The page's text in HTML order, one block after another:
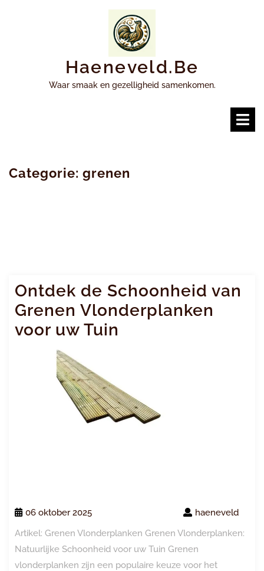
Haeneveld.be
Waar smaak en gezelligheid samenkomen.
Categorie: grenen
Ontdek de Schoonheid van
Grenen Vlonderplanken
voor uw Tuin
06 oktober 2025
haeneveld
Artikel: Grenen Vlonderplanken Grenen Vlonderplanken:
Natuurlijke Schoonheid voor uw Tuin Grenen
vlonderplanken zijn een populaire keuze voor het